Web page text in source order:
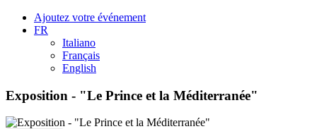
Ajoutez votre événement
FR
Italiano
Français
English
Exposition - "Le Prince et la Méditerranée"